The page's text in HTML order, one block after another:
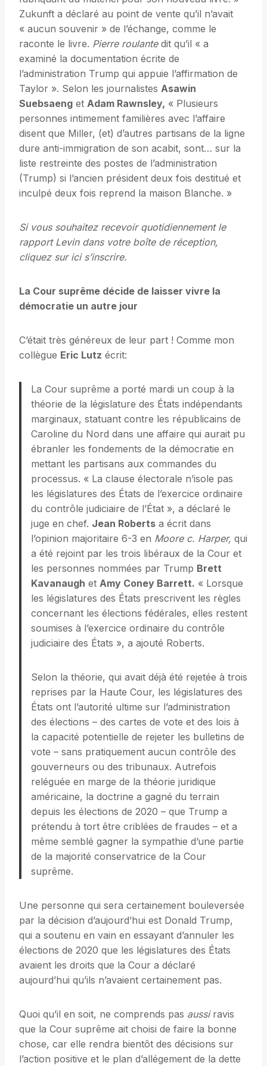
Zukunft a déclaré au point de vente qu’il n’avait
« aucun souvenir » de l’échange, comme le
raconte le livre. Pierre roulantedit qu’il « a
examiné la documentation écrite de
l’administration Trump qui appuie l’affirmation de
Taylor ». Selon les journalistes Asawin
Suebsaeng et Adam Rawnsley, « Plusieurs
personnes intimement familières avec l’affaire
disent que Miller, (et) d’autres partisans de la ligne
dure anti-immigration de son acabit, sont… sur la
liste restreinte des postes de l’administration
(Trump) si l’ancien président deux fois destitué et
inculpé deux fois reprend la maison Blanche. »
Si vous souhaitez recevoir quotidiennement le
rapport Levin dans votre boîte de réception,
cliquez sur ici s’inscrire.
La Cour suprême décide de laisser vivre la
démocratie un autre jour
C’était très généreux de leur part ! Comme mon
collègue Eric Lutz écrit:
La Cour suprême a porté mardi un coup à la
théorie de la législature des États indépendants
marginaux, statuant contre les républicains de
Caroline du Nord dans une affaire qui aurait pu
ébranler les fondements de la démocratie en
mettant les partisans aux commandes du
processus. « La clause électorale n’isole pas
les législatures des États de l’exercice ordinaire
du contrôle judiciaire de l’État », a déclaré le
juge en chef. Jean Roberts a écrit dans
l’opinion majoritaire 6-3 en Moore c. Harper, qui
a été rejoint par les trois libéraux de la Cour et
les personnes nommées par Trump Brett
Kavanaugh et Amy Coney Barrett. « Lorsque
les législatures des États prescrivent les règles
concernant les élections fédérales, elles restent
soumises à l’exercice ordinaire du contrôle
judiciaire des États », a ajouté Roberts.
Selon la théorie, qui avait déjà été rejetée à trois
reprises par la Haute Cour, les législatures des
États ont l’autorité ultime sur l’administration
des élections – des cartes de vote et des lois à
la capacité potentielle de rejeter les bulletins de
vote – sans pratiquement aucun contrôle des
gouverneurs ou des tribunaux. Autrefois
reléguée en marge de la théorie juridique
américaine, la doctrine a gagné du terrain
depuis les élections de 2020 – que Trump a
prétendu à tort être criblées de fraudes – et a
même semblé gagner la sympathie d’une partie
de la majorité conservatrice de la Cour
suprême.
Une personne qui sera certainement bouleversée
par la décision d’aujourd’hui est Donald Trump,
qui a soutenu en vain en essayant d’annuler les
élections de 2020 que les législatures des États
avaient les droits que la Cour a déclaré
aujourd’hui qu’ils n’avaient certainement pas.
Quoi qu’il en soit, ne comprends pas aussiravis
que la Cour suprême ait choisi de faire la bonne
chose, car elle rendra bientôt des décisions sur
l’action positive et le plan d’allégement de la dette